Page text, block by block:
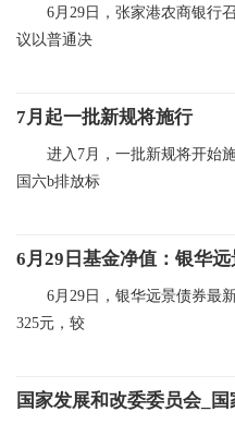
6月29日，张家港农商银行
议以普通决
7月起一批新规将施行
进入7月，一批新规将开始
国六b排放标
6月29日，银华远景债券最
325元，较
国家发展和改委委员会_